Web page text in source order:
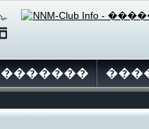
�������